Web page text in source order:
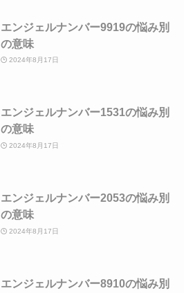
エンジェルナンバー9919の悩み別
の意味
2024年8月17日
エンジェルナンバー1531の悩み別
の意味
2024年8月17日
エンジェルナンバー2053の悩み別
の意味
2024年8月17日
エンジェルナンバー8910の悩み別